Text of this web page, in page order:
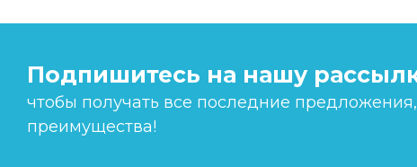
Подпишитесь на нашу
чтобы получать все последние
преимущества!